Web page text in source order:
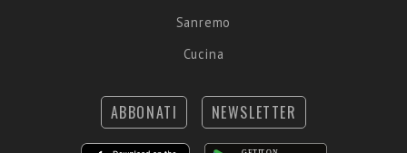
Sanremo
Cucina
ABBONATI NEWSLETTER